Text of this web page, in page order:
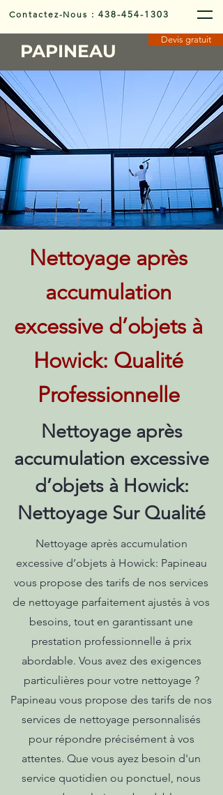
Contactez-Nous :438-454-1303
PAPINEAU
Devis gratuit
Nettoyage après
accumulation
excessive d’objets à
Howick: Qualité
Professionnelle
Nettoyage après
accumulation excessive
d’objets à Howick:
Nettoyage Sur Qualité
Nettoyage après accumulation
excessive d’objets à Howick: Papineau
vous propose des tarifs de nos services
de nettoyage parfaitement ajustés à vos
besoins, tout en garantissant une
prestation professionnelle à prix
abordable. Vous avez des exigences
particulières pour votre nettoyage ?
Papineau vous propose des tarifs de nos
services de nettoyage personnalisés
pour répondre précisément à vos
attentes. Que vous ayez besoin d'un
service quotidien ou ponctuel, nous